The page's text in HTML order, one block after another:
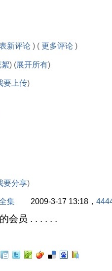
新评论 ) ( 更多评论 )
絮) (展开所有)
要上传)
要分享)
集 2009-3-17 13:18，
会员 . . . . . .